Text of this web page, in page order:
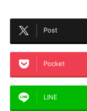
Post
Pocket
LINE